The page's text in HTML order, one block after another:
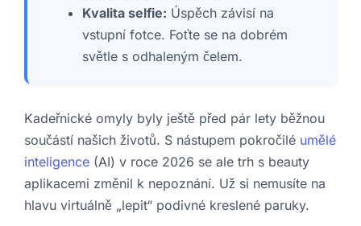
Kvalita selfie: Úspěch závisí na
vstupní fotce. Foťte se na dobrém
světle s odhaleným čelem.
Kadeřnické omyly byly ještě před pár lety běžnou
součástí našich životů. S nástupem pokročilé umělé
inteligence (AI) v roce 2026 se ale trh s beauty
aplikacemi změnil k nepoznání. Už si nemusíte na
hlavu virtuálně „lepit“ podivné kreslené paruky.